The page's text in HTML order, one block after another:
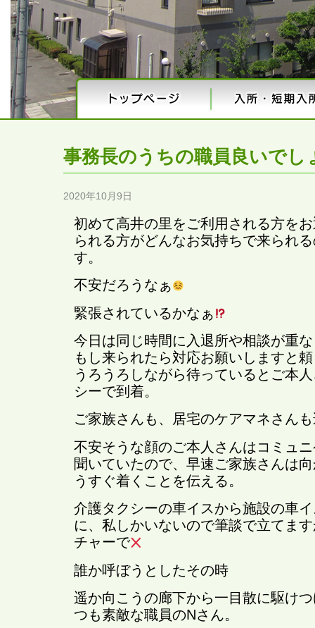
事務長のうちの職員良いでし
2020年10月9日
初めて高井の里をご利用される方を
られる方がどんなお気持ちで来られ
す。
不安だろうなぁ
緊張されているかなぁ
今日は同じ時間に入退所や相談が重
もし来られたら対応お願いしますと
うろうろしながら待っているとご本
シーで到着。
ご家族さんも、居宅のケアマネさん
不安そうな顔のご本人さんはコミュ
聞いていたので、早速ご家族さんは
うすぐ着くことを伝える。
介護タクシーの車イスから施設の車
に、私しかいないので筆談で立てま
チャーで
誰か呼ぼうとしたその時
遥か向こうの廊下から一目散に駆け
つも素敵な職員のNさん。